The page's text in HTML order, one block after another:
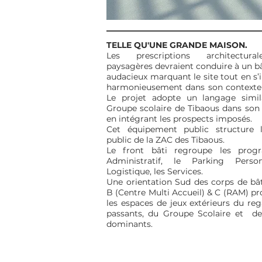
TELLE QU'UNE GRANDE MAISON.
Les prescriptions
paysagères devraient conduire à un
audacieux marquant le site tout en
harmonieusement dans son
Le projet adopte un langage
Groupe scolaire de Tibaous dans
en intégrant les prospects imposés.
Cet équipement public structure
public de la ZAC des Tibaous.
Le front bâti regroupe les
Administratif, le Parking
Logistique, les Services.
Une orientation Sud des corps de
B (Centre Multi Accueil) & C (RAM)
les espaces de jeux extérieurs du
passants, du Groupe Scolaire et
dominants.